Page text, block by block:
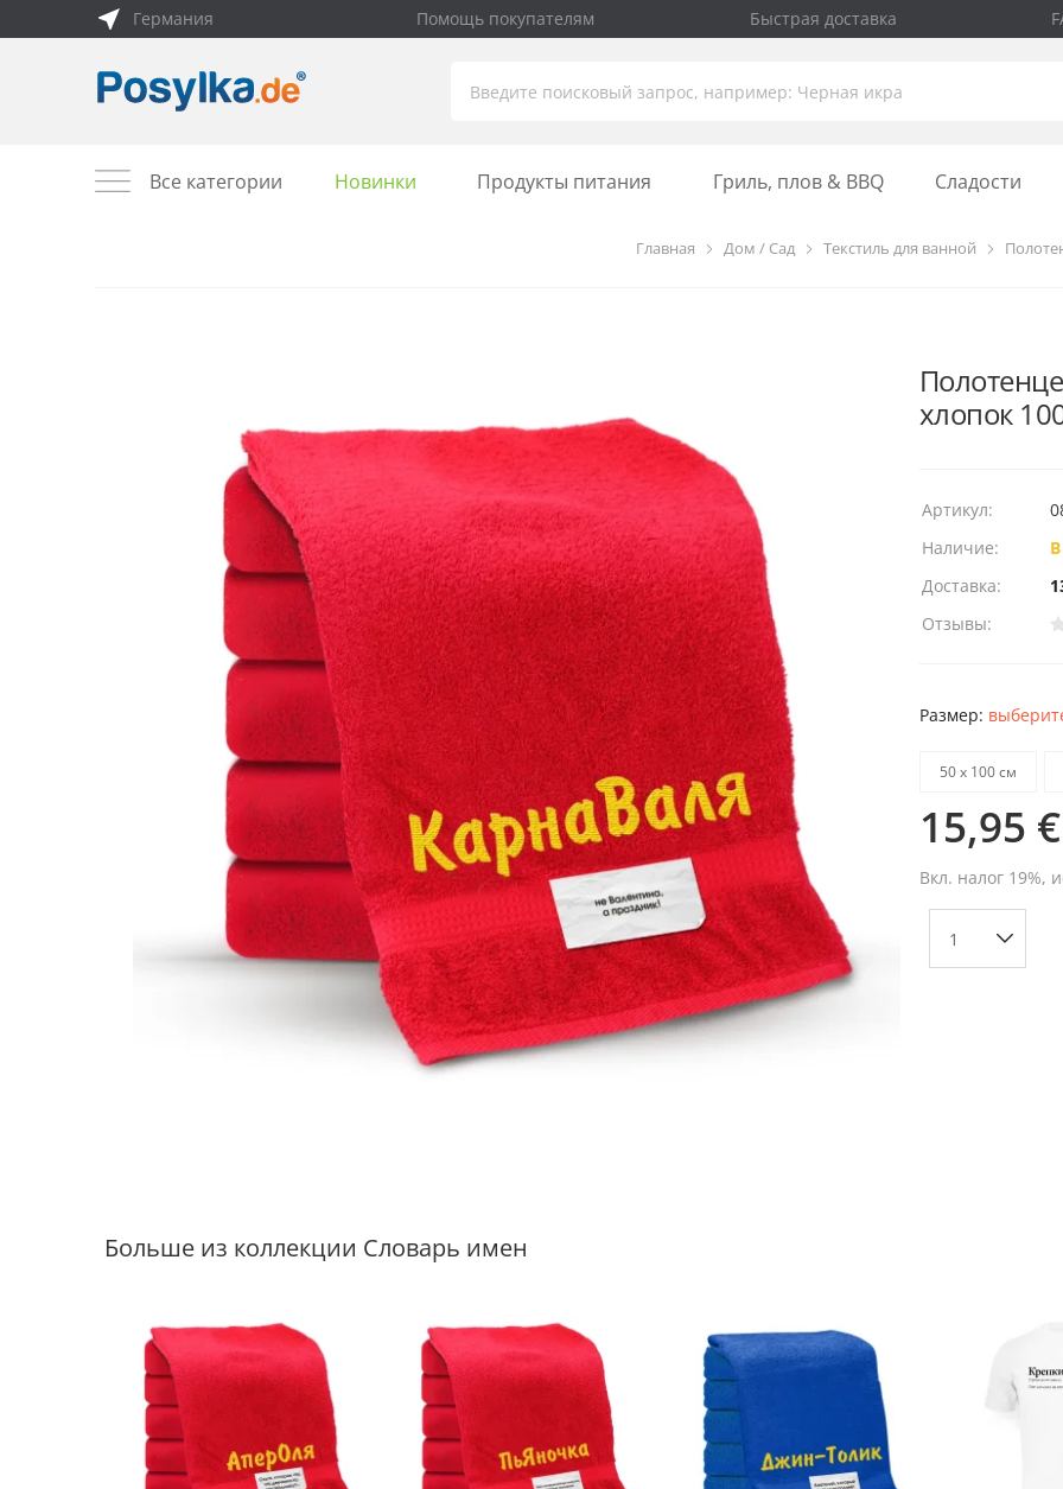
Германия Помощь покупателям Быстрая доставка
Все категории Новинки Продукты питания Гриль, плов & BBQ Сладости
Главная Дом / Сад Текстиль для ванной
хлопок
Артикул:
Наличие:
Доставка:
Отзывы:
Размер:
50 х 100 см
15,95 €
Вкл. налог 19%,
Больше из коллекции Словарь имен